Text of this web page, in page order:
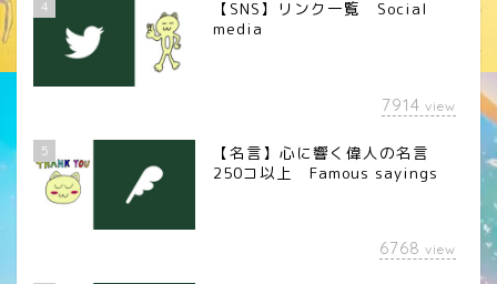
4
【SNS】リンク一覧 Social
media
7914 view
5
【名言】心に響く偉人の名言
250コ以上 Famous sayings
6768 view